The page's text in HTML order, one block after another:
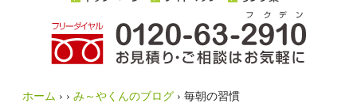
ホーム › › み～やくんのブログ › 毎朝の習慣